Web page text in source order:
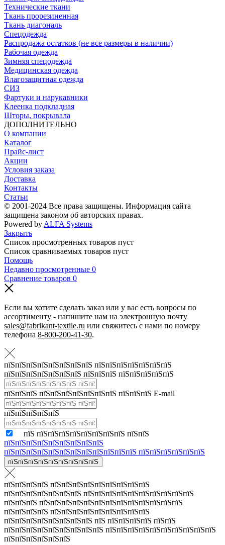
Технические ткани
Ткань прорезиненная
Ткань диагональ
Спецодежда
Распродажа остатков (не все размеры в наличии)
Рабочая одежда
Зимняя спецодежда
Медицинская одежда
Влагозащитная одежда
СИЗ
Фартуки и нарукавники
Клеенка подкладная
Шторы, покрывала
ДОПОЛНИТЕЛЬНО
О компании
Каталог
Прайс-лист
Акции
Условия заказа
Доставка
Контакты
Статьи
© 2001-2024 Все права защищены. Информация сайта
защищена законом об авторских правах.
Powered by ALFA Systems
Закрыть
Список просмотренных товаров пуст
Список сравниваемых товаров пуст
Помощь
Недавно просмотренные 0
Сравнение товаров 0
Если вы хотите сделать заказ или у вас есть вопросы по
ассортименту - напишите нам на электронную почту
sales@fabrikant-textile.ru или свяжитесь с нами по номеру
телефона 8-800-200-41-30.
пїЅпїЅпїЅпїЅпїЅпїЅпїЅпїЅ пїЅпїЅпїЅпїЅпїЅпїЅпїЅ
пїЅпїЅпїЅпїЅпїЅпїЅпїЅ пїЅпїЅпїЅ пїЅпїЅпїЅпїЅпїЅ
пїЅпїЅпїЅ пїЅпїЅпїЅпїЅпїЅпїЅпїЅ пїЅпїЅпїЅ E-mail
пїЅпїЅпїЅпїЅпїЅ
пїЅ пїЅпїЅпїЅпїЅпїЅпїЅпїЅпїЅ пїЅпїЅ
пїЅпїЅпїЅпїЅпїЅпїЅпїЅпїЅпїЅ
пїЅпїЅпїЅпїЅпїЅпїЅпїЅпїЅпїЅпїЅпїЅпїЅ пїЅпїЅпїЅпїЅпїЅпїЅ
пїЅпїЅпїЅпїЅпїЅпїЅпїЅпїЅпїЅ
пїЅпїЅпїЅпїЅ пїЅпїЅпїЅпїЅпїЅпїЅпїЅпїЅпїЅ
пїЅпїЅпїЅпїЅпїЅпїЅпїЅ пїЅпїЅпїЅпїЅпїЅпїЅпїЅпїЅпїЅпїЅ
пїЅпїЅпїЅ пїЅпїЅпїЅпїЅпїЅпїЅпїЅпїЅпїЅпїЅпїЅпїЅпїЅ
пїЅпїЅпїЅпїЅ пїЅпїЅпїЅпїЅпїЅпїЅпїЅпїЅпїЅ
пїЅпїЅпїЅпїЅпїЅпїЅпїЅпїЅ пїЅ пїЅпїЅпїЅпїЅ пїЅпїЅ
пїЅпїЅпїЅпїЅпїЅпїЅпїЅпїЅпїЅ пїЅпїЅпїЅпїЅпїЅпїЅпїЅпїЅпїЅпїЅ
пїЅпїЅпїЅпїЅпїЅпїЅ